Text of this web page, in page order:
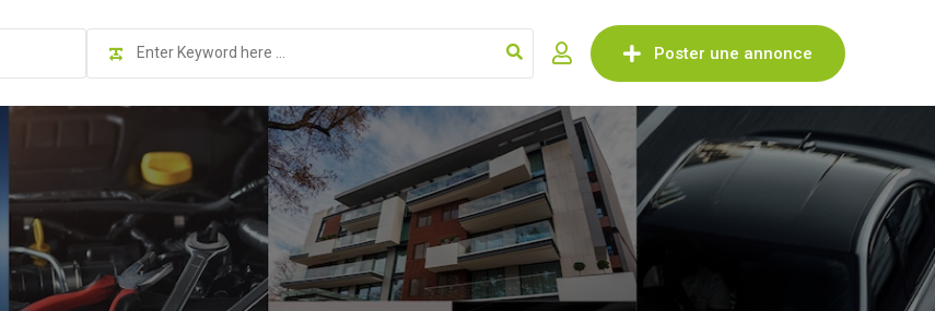
Poster une annonce